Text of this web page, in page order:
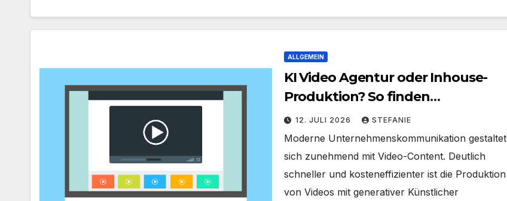
ALLGEMEIN
KI Video Agentur oder Inhouse-
Produktion? So finden
Unternehmen den richtigen Weg
zu skalierbarem Video-Content
12. JULI 2026 STEFANIE
Moderne Unternehmenskommunikation gestaltet
sich zunehmend mit Video-Content. Deutlich
schneller und kosteneffizienter ist die Produktion
von Videos mit generativer Künstlicher